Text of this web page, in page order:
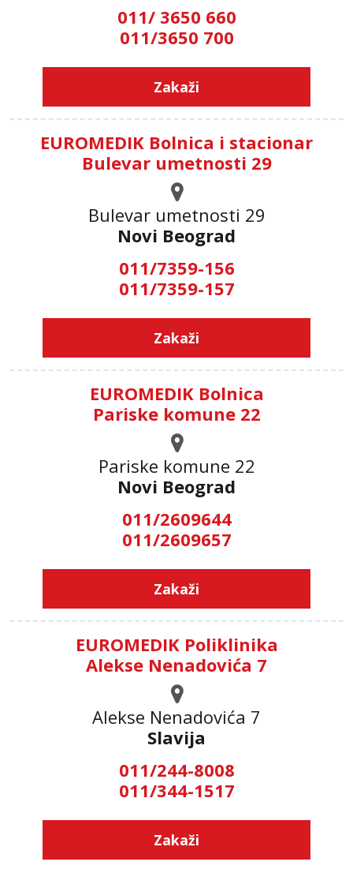
011/ 3650 660
011/3650 700
Zakaži
EUROMEDIK Bolnica i stacionar
Bulevar umetnosti 29
Bulevar umetnosti 29
Novi Beograd
011/7359-156
011/7359-157
Zakaži
EUROMEDIK Bolnica
Pariske komune 22
Pariske komune 22
Novi Beograd
011/2609644
011/2609657
Zakaži
EUROMEDIK Poliklinika
Alekse Nenadovića 7
Alekse Nenadovića 7
Slavija
011/244-8008
011/344-1517
Zakaži